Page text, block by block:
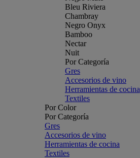
Bleu Riviera
Chambray
Negro Onyx
Bamboo
Nectar
Nuit
Por Categoría
Gres
Accesorios de vino
Herramientas de cocina
Textiles
Por Color
Por Categoría
Gres
Accesorios de vino
Herramientas de cocina
Textiles